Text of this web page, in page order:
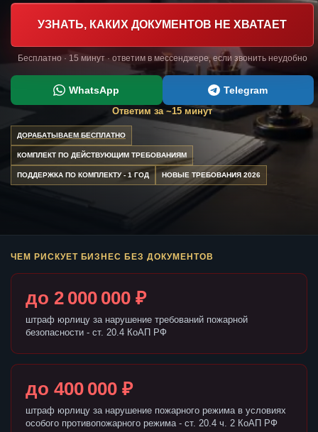
УЗНАТЬ, КАКИХ ДОКУМЕНТОВ НЕ ХВАТАЕТ
Бесплатно · 15 минут · ответим в мессенджере, если звонить неудобно
WhatsApp Telegram
Ответим за ~15 минут
ДОРАБАТЫВАЕМ БЕСПЛАТНО
КОМПЛЕКТ ПО ДЕЙСТВУЮЩИМ ТРЕБОВАНИЯМ
ПОДДЕРЖКА ПО КОМПЛЕКТУ - 1 ГОД НОВЫЕ ТРЕБОВАНИЯ 2026
ЧЕМ РИСКУЕТ БИЗНЕС БЕЗ ДОКУМЕНТОВ
до 2 000 000 ₽
штраф юрлицу за нарушение требований пожарной
безопасности - ст. 20.4 КоАП РФ
до 400 000 ₽
штраф юрлицу за нарушение пожарного режима в условиях
особого противопожарного режима - ст. 20.4 ч. 2 КоАП РФ